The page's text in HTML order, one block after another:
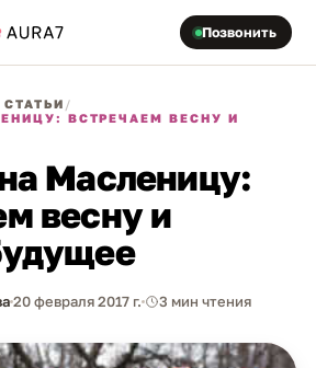
Позвонить
/
ВСТРЕЧАЕМ ВЕСНУ И
Масленицу:
весну и
20 февраля 2017 г. 3 мин чтения